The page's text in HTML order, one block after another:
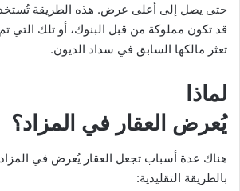
حتى يصل إلى أعلى عرض. هذه الطريقة تُستخدم
قد تكون مملوكة من قبل البنوك، أو تلك التي
تعثر مالكها السابق في سداد الديون.
لماذا
يُعرض العقار في المزاد؟
هناك عدة أسباب تجعل العقار يُعرض في المزاد
بالطريقة التقليدية: